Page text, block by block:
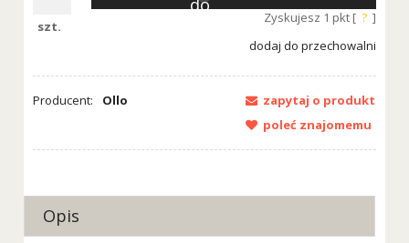
szt.
Zyskujesz 1 pkt [ ? ]
dodaj do przechowalni
Producent: Ollo
zapytaj o produkt
poleć znajomemu
Opis